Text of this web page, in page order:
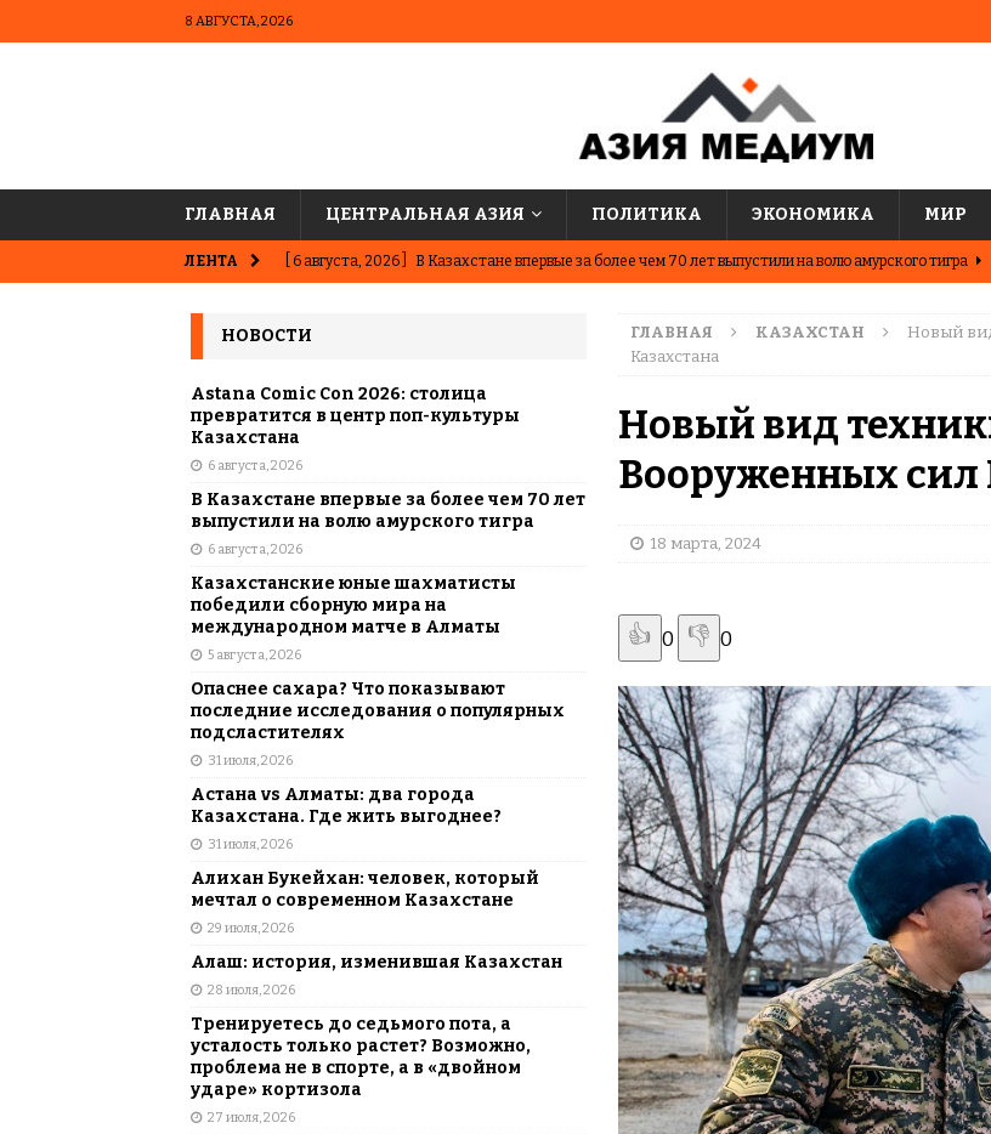
8 АВГУСТА, 2026
ГЛАВНАЯ ЦЕНТРАЛЬНАЯ АЗИЯ ПОЛИТИКА ЭКОНОМИКА МИР
ЛЕНТА [ 6 августа, 2026 ] В Казахстане впервые за более чем 70 лет выпустили на волю амурского тигра
[ 5 августа, 2026 ]
матче в Алматы
[ 31 июля, 2026 ] Опаснее сахара? Что показывают последние исследования о популярных
подсластителях
[ 31 июля, 2026 ] Астана vs Алматы: два города Казахстана. Где жить выгоднее?
АЗИЯ
[ 6 августа, 2026 ] Astana Comic Con 2026: столица превратится в центр поп-культуры Казахстана
КАЗАХСТАН
ГЛАВНАЯ КАЗАХСТАН
Новый
Казахстана
Новый вид
Вооруженных сил
18 марта, 2024
👍 0 👎 0
НОВОСТИ
Astana Comic Con 2026: столица
превратится в центр поп-культуры
Казахстана
6 августа, 2026
В Казахстане впервые за более чем 70 лет
выпустили на волю амурского тигра
6 августа, 2026
Казахстанские юные шахматисты
победили сборную мира на
международном матче в Алматы
5 августа, 2026
Опаснее сахара? Что показывают
последние исследования о популярных
подсластителях
31 июля, 2026
Астана vs Алматы: два города
Казахстана. Где жить выгоднее?
31 июля, 2026
Алихан Букейхан: человек, который
мечтал о современном Казахстане
29 июля, 2026
Алаш: история, изменившая Казахстан
28 июля, 2026
Тренируетесь до седьмого пота, а
усталость только растет? Возможно,
проблема не в спорте, а в «двойном
ударе» кортизола
27 июля, 2026